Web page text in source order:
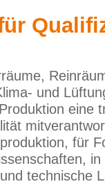
und
eine
für
technische